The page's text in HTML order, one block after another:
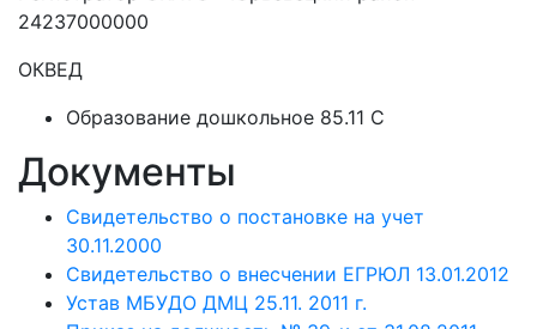
24237000000
ОКВЕД
Образование дошкольное 85.11 C
Документы
Свидетельство о постановке на учет
30.11.2000
Свидетельство о внесчении ЕГРЮЛ 13.01.2012
Устав МБУДО ДМЦ 25.11. 2011 г.